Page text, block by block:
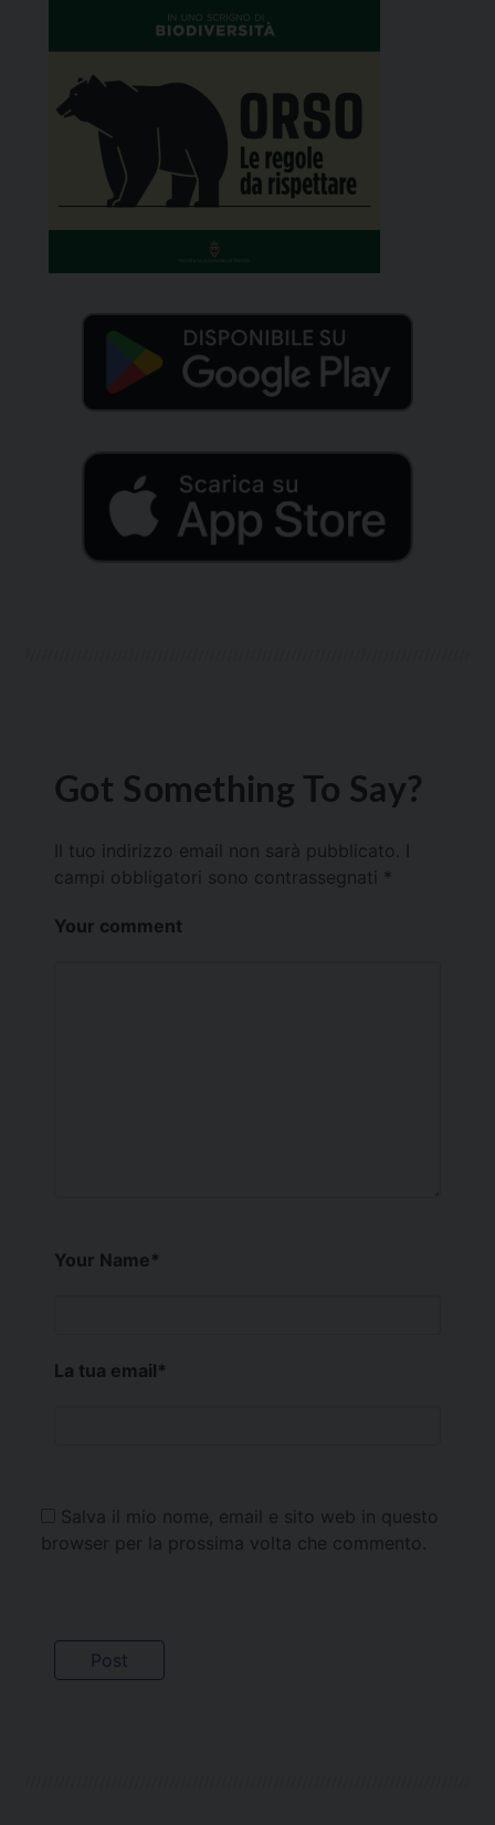
Got Something To Say?
Il tuo indirizzo email non sarà pubblicato.
campi obbligatori sono contrassegnati *
Your comment
Your Name*
La tua email*
Salva il mio nome, email e sito web in questo
browser per la prossima volta che commento.